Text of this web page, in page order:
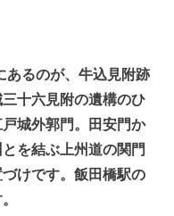
あるのが、牛込見附跡
三十六見附の遺構のひ
城外郭門。田安門か
を結ぶ上州道の関門
づけです。飯田橋駅の